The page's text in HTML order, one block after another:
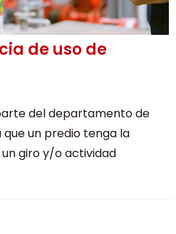
de uso de
del departamento de
un predio tenga la
giro y/o actividad